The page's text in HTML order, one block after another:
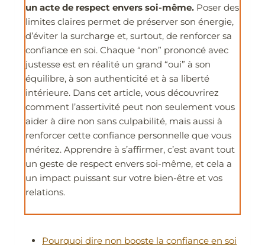
un acte de respect envers soi-même. Poser des
limites claires permet de préserver son énergie,
d’éviter la surcharge et, surtout, de renforcer sa
confiance en soi. Chaque “non” prononcé avec
justesse est en réalité un grand “oui” à son
équilibre, à son authenticité et à sa liberté
intérieure. Dans cet article, vous découvrirez
comment l’assertivité peut non seulement vous
aider à dire non sans culpabilité, mais aussi à
renforcer cette confiance personnelle que vous
méritez. Apprendre à s’affirmer, c’est avant tout
un geste de respect envers soi-même, et cela a
un impact puissant sur votre bien-être et vos
relations.
Pourquoi dire non booste la confiance en soi